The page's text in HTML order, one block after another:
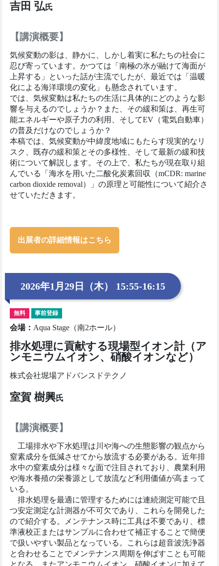
吉田 弘氏
【講演概要】
気候変動の影は、静かに、しかし着実に私たちの社会に
忍び寄っています。かつては「南極の氷が融けて海面が
上昇する」といった話が主流でしたが、最近では「温暖
化による海洋環境の変化」も懸念されています。
では、気候変動は私たちの生活に具体的にどのような影
響を与えるのでしょうか？また、その緩和策は、再生可
能エネルギーや原子力の利用、そしてEV（電気自動車）
の普及だけなのでしょうか？
本稿では、気候変動が中緯度地域にもたらす現実的なリ
スク、既存の緩和策とその多様性、そして最新の緩和技
術について解説します。その上で、私たちが現在取り組
んでいる「海水を用いた二酸化炭素回収（mCDR: marine
carbon dioxide removal）」の原理と可能性について紹介さ
せていただきます。
出展者の詳細情報はこちら
2026年1月29日（木） 15:55-16:15
無料 事前登録
会場： Aqua Stage（南2ホール）
排水処理に貢献する現場型イオン計（ア
ンモニウムイオン、硝酸イオンなど）
株式会社堀場アドバンスドテクノ
室賀 樹興氏
【講演概要】
工場排水や下水処理は川や海への生態影響の観点から
窒素成分を低減させてから放流する必要がある。近年排
水中の窒素成分は様々な面で注目されており、農業利用
や海水養殖の栄養源として放流など利用価値が高まって
いる。
排水処理を最適に管理するためには連続測定可能で且
つ安定測定な計測器が不可欠であり、これらを開発した
ので紹介する。メンテナンス時に工具は不要であり、標
準液校正またはサンプルに合わせて補正することで簡便
で扱いやすい製品となっている。これらは超音波洗浄器
と合わせることでメンテナンス周期を伸ばすことも可能
となる。またアンモニウムイオン、硝酸イオンに加えて